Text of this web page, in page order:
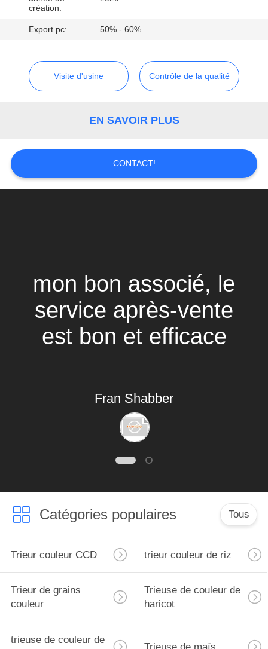
DEMANDEZ
UNE
PLAN
PRIVACY
POLICY
création:
Export pc: 50% - 60%
Visite d'usine Contrôle de la qualité
EN SAVOIR PLUS
CONTACT!
mon bon associé, le
service après-vente
est bon et efficace
Fran Shabber
Catégories populaires Tous
Trieur couleur CCD trieur couleur de riz
Trieur de grains
couleur
Trieuse de couleur de
haricot
trieuse de couleur de
Trieuse de maïs